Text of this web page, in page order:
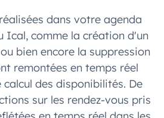
dans votre agenda
Ical, comme la création d'un
bien encore la suppression
remontées en temps réel
calcul des disponibilités. De
sur les rendez-vous pris